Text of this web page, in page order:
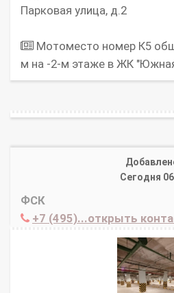
Парковая улица, д.2
Мотоместо номер К5
м на -2-м этаже в ЖК
Сегодня
ФСК
+7 (495)...открыть